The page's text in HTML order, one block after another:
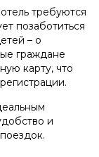
требуются
позаботиться
– о
граждане
карту, что
и